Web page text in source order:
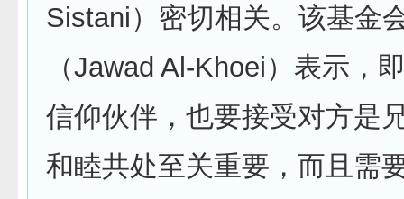
Sistani）密切相关。该基金
（Jawad Al-Khoei）表示，
信仰伙伴，也要接受对方是
和睦共处至关重要，而且需